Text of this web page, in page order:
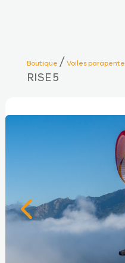
Boutique /Voiles parapente
RISE 5